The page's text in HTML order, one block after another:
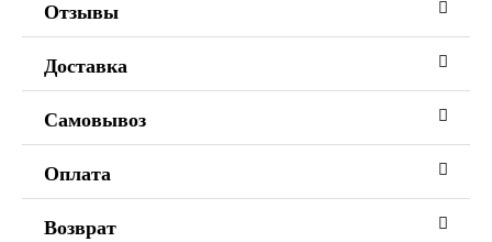
Отзывы
Доставка
Самовывоз
Оплата
Возврат